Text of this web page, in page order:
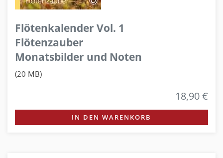
Flötenkalender Vol. 1
Flötenzauber
Monatsbilder und Noten
(20 MB)
18,90 €
IN DEN WARENKORB